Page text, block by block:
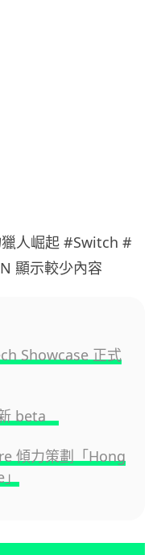
人崛起 #Switch #
顯示較少內容
Showcase 正式
新 beta
傾力策劃「Hong
」